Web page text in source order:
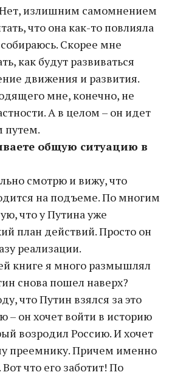
Нет, излишним самомнением
что она как-то повлияла
Скорее мне
как будут развиваться
движения и развития.
мне, конечно, не
А в целом – он идет
путем.
общую ситуацию в
смотрю и вижу, что
на подъеме. По многим
что у Путина уже
план действий. Просто он
реализации.
книге я много размышлял
снова пошел наверх?
что Путин взялся за это
– он хочет войти в историю
возродил Россию. И хочет
преемнику. Причем именно
что его заботит! По